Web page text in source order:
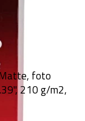
foto
210 g/m2,